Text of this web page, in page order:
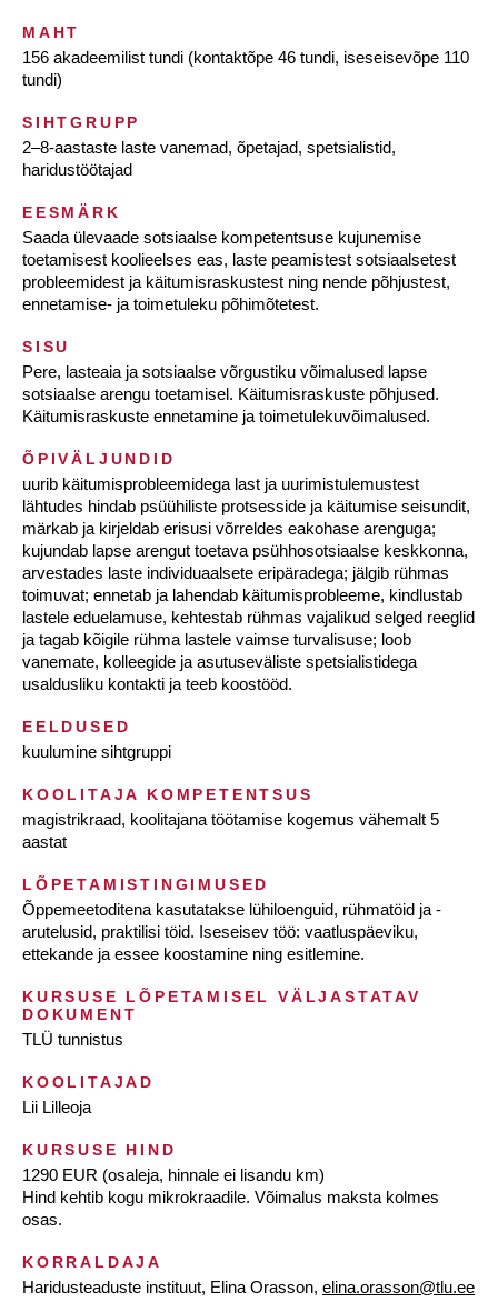
MAHT
156 akadeemilist tundi (kontaktõpe 46 tundi, iseseisevõpe 110
tundi)
SIHTGRUPP
2–8-aastaste laste vanemad, õpetajad, spetsialistid,
haridustöötajad
EESMÄRK
Saada ülevaade sotsiaalse kompetentsuse kujunemise
toetamisest koolieelses eas, laste peamistest sotsiaalsetest
probleemidest ja käitumisraskustest ning nende põhjustest,
ennetamise- ja toimetuleku põhimõtetest.
SISU
Pere, lasteaia ja sotsiaalse võrgustiku võimalused lapse
sotsiaalse arengu toetamisel. Käitumisraskuste põhjused.
Käitumisraskuste ennetamine ja toimetulekuvõimalused.
ÕPIVÄLJUNDID
uurib käitumisprobleemidega last ja uurimistulemustest
lähtudes hindab psüühiliste protsesside ja käitumise seisundit,
märkab ja kirjeldab erisusi võrreldes eakohase arenguga;
kujundab lapse arengut toetava psühhosotsiaalse keskkonna,
arvestades laste individuaalsete eripäradega; jälgib rühmas
toimuvat; ennetab ja lahendab käitumisprobleeme, kindlustab
lastele eduelamuse, kehtestab rühmas vajalikud selged reeglid
ja tagab kõigile rühma lastele vaimse turvalisuse; loob
vanemate, kolleegide ja asutuseväliste spetsialistidega
usaldusliku kontakti ja teeb koostööd.
EELDUSED
kuulumine sihtgruppi
KOOLITAJA KOMPETENTSUS
magistrikraad, koolitajana töötamise kogemus vähemalt 5
aastat
LÕPETAMISTINGIMUSED
Õppemeetoditena kasutatakse lühiloenguid, rühmatöid ja -
arutelusid, praktilisi töid. Iseseisev töö: vaatluspäeviku,
ettekande ja essee koostamine ning esitlemine.
KURSUSE LÕPETAMISEL VÄLJASTATAV
DOKUMENT
TLÜ tunnistus
KOOLITAJAD
Lii Lilleoja
KURSUSE HIND
1290 EUR (osaleja, hinnale ei lisandu km)
Hind kehtib kogu mikrokraadile. Võimalus maksta kolmes
osas.
KORRALDAJA
Haridusteaduste instituut, Elina Orasson, elina.orasson@tlu.ee